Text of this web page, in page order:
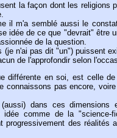
la façon dont les religions
il m'a semblé aussi le
idée de ce que "devrait" être
de la question.
(je n'ai pas dit "un") puissent
de l'approfondir selon
différente en soi, est celle
connaissons pas encore,
dans ces dimensions
idée comme de la "science-
progressivement des réalités